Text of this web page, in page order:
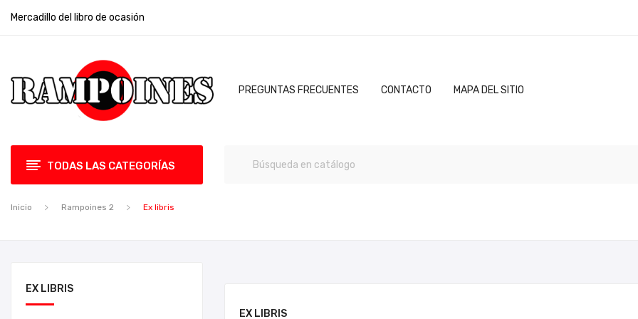
Mercadillo del libro de ocasión
PREGUNTAS FRECUENTES CONTACTO MAPA DEL SITIO
TODAS LAS CATEGORÍAS
Inicio Rampoines 2 Ex libris
EX LIBRIS
EX LIBRIS